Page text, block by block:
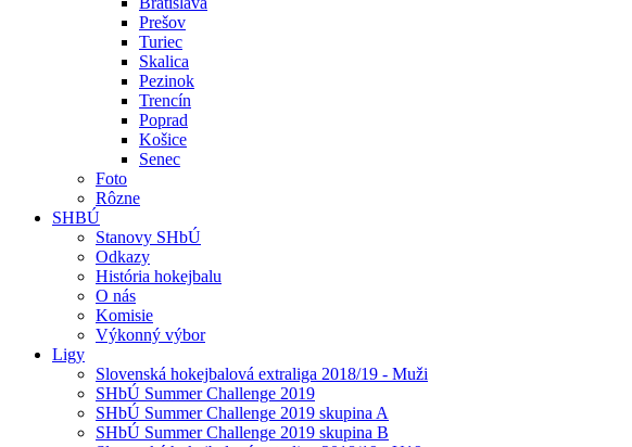
Prešov
Turiec
Skalica
Pezinok
Trencín
Poprad
Košice
Senec
Foto
Rôzne
SHBÚ
Stanovy SHbÚ
Odkazy
História hokejbalu
O nás
Komisie
Výkonný výbor
Ligy
Slovenská hokejbalová extraliga 2018/19 - Muži
SHbÚ Summer Challenge 2019
SHbÚ Summer Challenge 2019 skupina A
SHbÚ Summer Challenge 2019 skupina B